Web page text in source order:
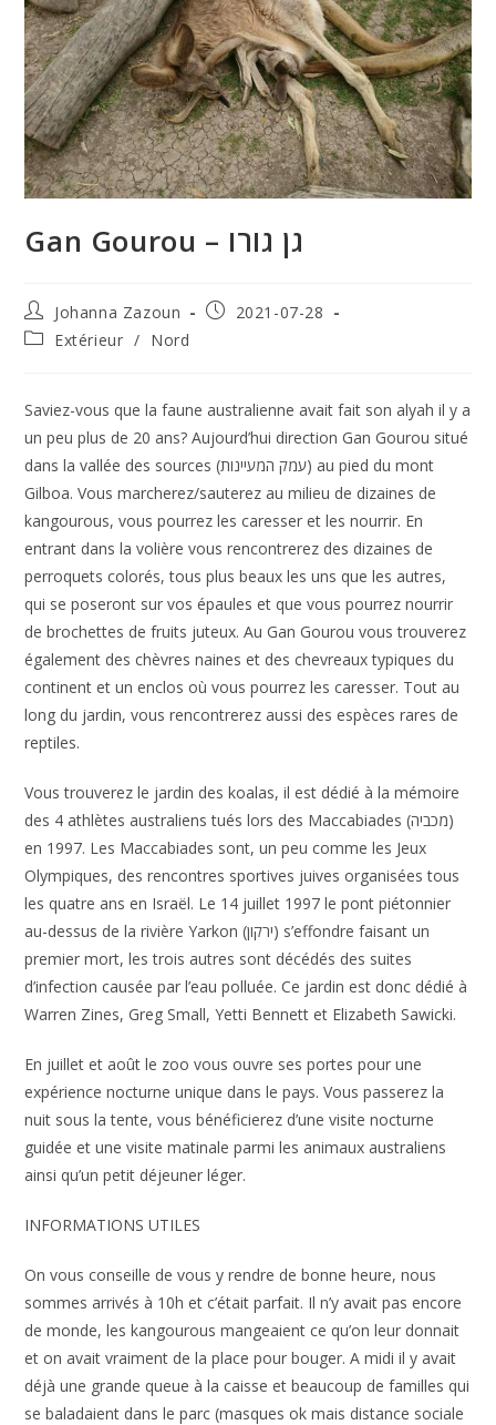
Gan Gourou – גן גורו
Auteur/autrice
de
la
Johanna Zazoun
Publication
2021-07-28
PostExtérieur / Nord
Saviez-vous que la faune australienne avait fait son alyah il y a
un peu plus de 20 ans? Aujourd’hui direction Gan Gourou situé
dans la vallée des sources (עמק המעיינות) au pied du mont
Gilboa. Vous marcherez/sauterez au milieu de dizaines de
kangourous, vous pourrez les caresser et les nourrir. En
entrant dans la volière vous rencontrerez des dizaines de
perroquets colorés, tous plus beaux les uns que les autres,
qui se poseront sur vos épaules et que vous pourrez nourrir
de brochettes de fruits juteux. Au Gan Gourou vous trouverez
également des chèvres naines et des chevreaux typiques du
continent et un enclos où vous pourrez les caresser. Tout au
long du jardin, vous rencontrerez aussi des espèces rares de
reptiles.
Vous trouverez le jardin des koalas, il est dédié à la mémoire
des 4 athlètes australiens tués lors des Maccabiades (מכביה)
en 1997. Les Maccabiades sont, un peu comme les Jeux
Olympiques, des rencontres sportives juives organisées tous
les quatre ans en Israël. Le 14 juillet 1997 le pont piétonnier
au-dessus de la rivière Yarkon (ירקון) s’effondre faisant un
premier mort, les trois autres sont décédés des suites
d’infection causée par l’eau polluée. Ce jardin est donc dédié à
Warren Zines, Greg Small, Yetti Bennett et Elizabeth Sawicki.
En juillet et août le zoo vous ouvre ses portes pour une
expérience nocturne unique dans le pays. Vous passerez la
nuit sous la tente, vous bénéficierez d’une visite nocturne
guidée et une visite matinale parmi les animaux australiens
ainsi qu’un petit déjeuner léger.
INFORMATIONS UTILES
On vous conseille de vous y rendre de bonne heure, nous
sommes arrivés à 10h et c’était parfait. Il n’y avait pas encore
de monde, les kangourous mangeaient ce qu’on leur donnait
et on avait vraiment de la place pour bouger. A midi il y avait
déjà une grande queue à la caisse et beaucoup de familles qui
se baladaient dans le parc (masques ok mais distance sociale